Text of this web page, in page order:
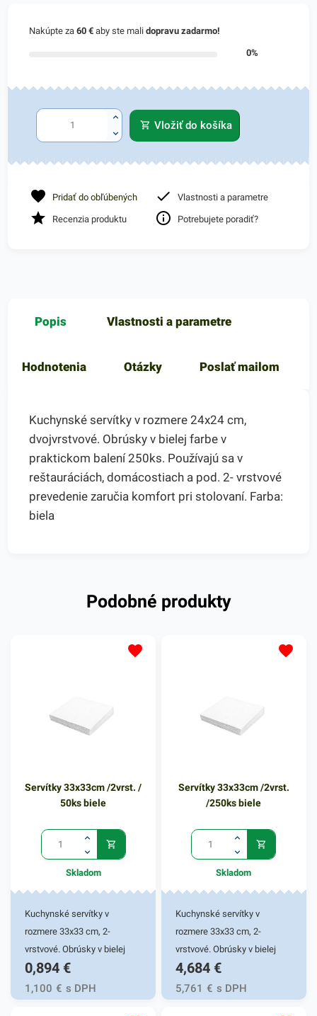
Nakúpte za60 € aby ste malidopravu zadarmo!
0%
Vložiť do košíka
Pridať do obľúbených Vlastnosti a parametre
Recenzia produktu Potrebujete poradiť?
Popis Vlastnosti a parametre
Hodnotenia Otázky Poslať mailom
Kuchynské servítky v rozmere 24x24 cm,
dvojvrstvové. Obrúsky v bielej farbe v
praktickom balení 250ks. Používajú sa v
reštauráciách, domácostiach a pod. 2- vrstvové
prevedenie zaručia komfort pri stolovaní. Farba:
biela
Podobné produkty
Servítky 33x33cm /2vrst. /
50ks biele
Skladom
Kuchynské servítky v
rozmere 33x33 cm, 2-
vrstvové. Obrúsky v bielej
farbe v balení 50ks.
Používajú sa v reštauráciách,
v domácnostiach a pod.
0,894 €
1,100 € s DPH
Servítky 33x33cm /2vrst.
/250ks biele
Skladom
Kuchynské servítky v
rozmere 33x33 cm, 2-
vrstvové. Obrúsky v bielej
farbe v balení 50ks.
Používajú sa v reštauráciách,
v domácnostiach a pod.
4,684 €
5,761 € s DPH